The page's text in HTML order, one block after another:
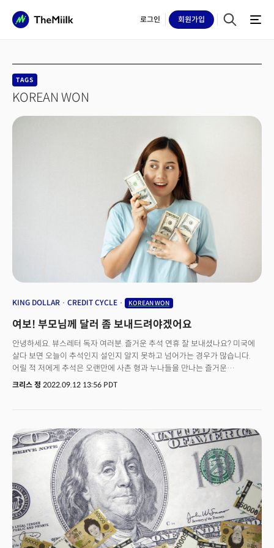
로그인 회원가입
TAGS
KOREAN WON
KING DOLLAR CREDIT CYCLE KOREAN WON
여보! 부모님께 달러 좀 보내드려야겠어요
안녕하세요. 뷰스레터 독자 여러분. 즐거운 추석 연휴 잘 보내셨나요? 미국에
살다 보면 오늘이 추석인지 설인지 알지 못하고 넘어가는 경우가 많습니다.
어릴 적 저에게 추석은 오랜만에 사촌 형과 누나들을 만나는 즐거운
자리였습니다. 추석에는 어떤 영화를 볼까며 두근두근 기대를 가지고 TV를
못하는 죄송함을 안부인사와 소소한 성의로 대신하게 됩니다. 요즘은 H마트와
같은 한인마트들이 한국으로 추석선물 세트를 대신 보내주기도 하고 인터넷도
잘 발달되어 있어 물건을 보내는데 큰 문제가 없습니다. “이번에는 뭘
보내드려야 할까? 여행을 보내드릴까?” 아내와 이런저런 이야기를 하다가 전
갑자기 생각이 떠오릅니다.“달러 어때?"요즘 환율이 거의 1400원이던데.”
아내는 좋은 생각이라고 맞장구를 쳐줍니다. 생각해보니 이런 시기는 흔치
않습니다.한참 금융위기라고 세상이 무너질 것처럼 떠들어대던 2009년 이후
처음입니다. 한국에서 뭐 살 거 없나 머리가 빨리 돌아가기 시작합니다.
크리스 정 2022.09.12 13:56 PDT